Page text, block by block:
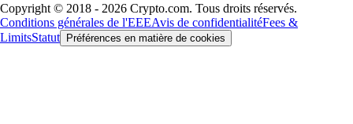
Copyright © 2018 - 2026 Crypto.com. Tous droits réservés.
Conditions générales de l'EEEAvis de confidentialitéFees &
LimitsStatut Préférences en matière de cookies